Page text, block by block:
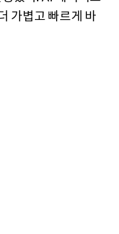
가볍고 빠르게 바